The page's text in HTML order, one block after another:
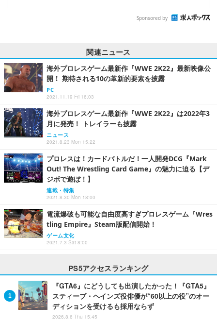
Sponsored by
関連ニュース
海外プロレスゲーム最新作『WWE 2K22』最新映像公
開！ 期待される10の革新的要素を披露
PC
2021.11.19 Fri 16:03
海外プロレスゲーム最新作『WWE 2K22』は2022年3
月に発売！ トレイラーも披露
ニュース
2021.8.23 Mon 15:22
プロレスは！カードバトルだ！一人開発DCG『Mark
Out! The Wrestling Card Game』の魅力に迫る【デ
ジボで遊ぼ！】
連載・特集
2021.8.30 Mon 18:00
電流爆破も可能な自由度高すぎプロレスゲーム『Wres
tling Empire』Steam版配信開始！
ゲーム文化
2021.7.3 Sat 8:00
PS5アクセスランキング
『GTA6』にどうしても出演したかった！『GTA5』
スティーブ・ヘインズ役俳優が“60以上の役”のオー
ディションを受けるも採用ならず
2026.8.6 Thu 15:45